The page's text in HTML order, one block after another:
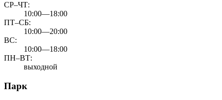
СР–ЧТ:
10:00—18:00
ПТ–СБ:
10:00—20:00
ВС:
10:00—18:00
ПН–ВТ:
выходной
Парк